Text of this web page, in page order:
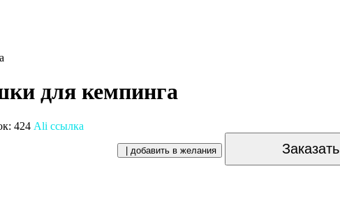
для кемпинга
424 Ali ссылка
| добавить в желания Заказать